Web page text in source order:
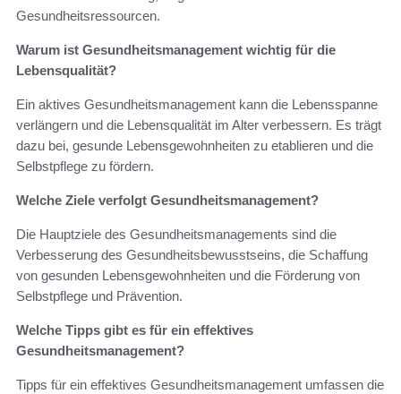
Gesundheitsressourcen.
Warum ist Gesundheitsmanagement wichtig für die
Lebensqualität?
Ein aktives Gesundheitsmanagement kann die Lebensspanne
verlängern und die Lebensqualität im Alter verbessern. Es trägt
dazu bei, gesunde Lebensgewohnheiten zu etablieren und die
Selbstpflege zu fördern.
Welche Ziele verfolgt Gesundheitsmanagement?
Die Hauptziele des Gesundheitsmanagements sind die
Verbesserung des Gesundheitsbewusstseins, die Schaffung
von gesunden Lebensgewohnheiten und die Förderung von
Selbstpflege und Prävention.
Welche Tipps gibt es für ein effektives
Gesundheitsmanagement?
Tipps für ein effektives Gesundheitsmanagement umfassen die